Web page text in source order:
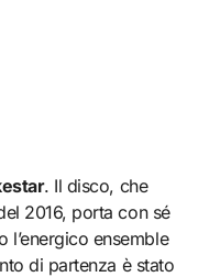
. Il disco, che
2016, porta con sé
l’energico ensemble
di partenza è stato